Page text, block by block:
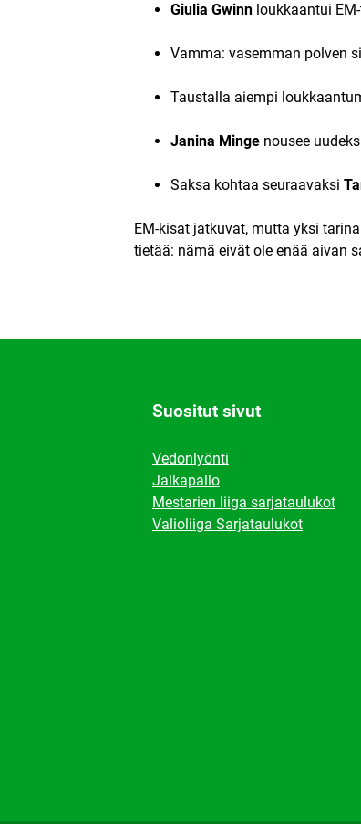
Giulia Gwinn loukkaantui
Vamma: vasemman polven
Taustalla aiempi
Janina Minge nousee
Saksa kohtaa seuraavaksi
EM-kisat jatkuvat, mutta yksi
tietää: nämä eivät ole enää aivan
Suositut sivut
Vedonlyönti
Jalkapallo
Mestarien liiga sarjataulukot
Valioliiga Sarjataulukot